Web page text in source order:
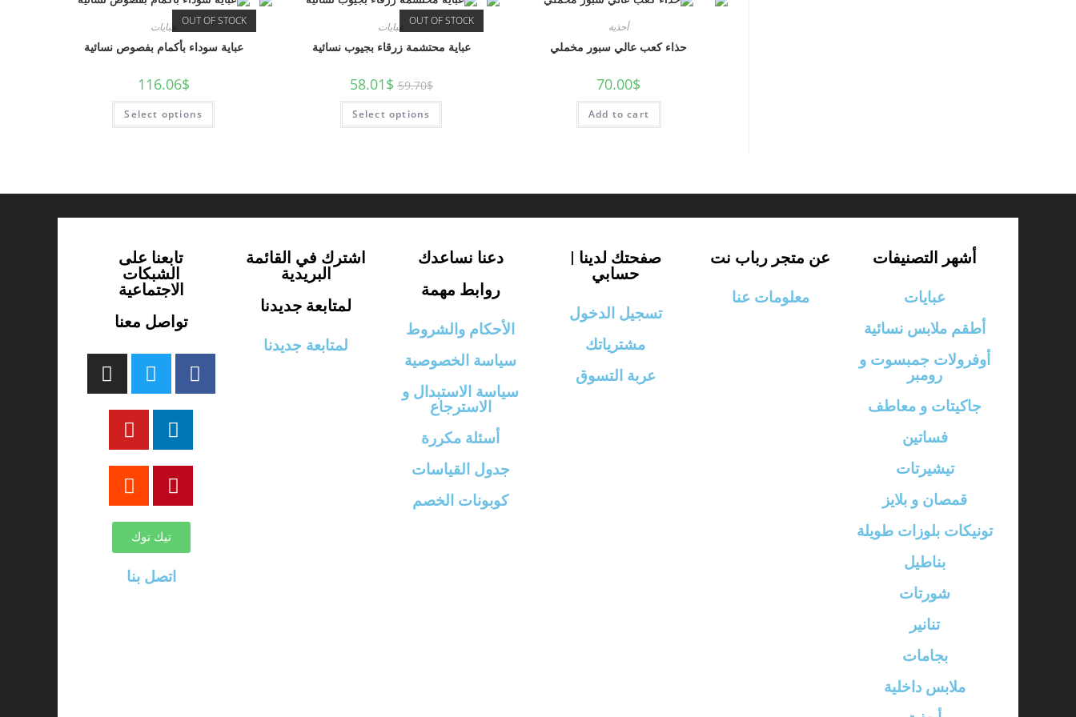
أحذية
حذاء كعب عالي سبور مخملي
70.00$
Add to cart
OUT OF STOCK عبايات
عباية محتشمة زرقاء بجيوب نسائية
59.70$
58.01$
Select options
OUT OF STOCK عبايات
عباية سوداء بأكمام بفصوص نسائية
116.06$
Select options
أشهر التصنيفات
عبايات
أطقم ملابس نسائية
أوفرولات جمبسوت و
رومبر
جاكيتات و معاطف
فساتين
تيشيرتات
قمصان و بلايز
تونيكات بلوزات طويلة
بناطيل
شورتات
تنانير
بجامات
ملابس داخلية
عن متجر رباب نت
معلومات عنا
صفحتك لدينا |
حسابي
تسجيل الدخول
مشترياتك
عربة التسوق
دعنا نساعدك
روابط مهمة
الأحكام والشروط
سياسة الخصوصية
سياسة الاستبدال و
الاسترجاع
أسئلة مكررة
جدول القياسات
كوبونات الخصم
اشترك في القائمة
البريدية
لمتابعة جديدنا
لمتابعة جديدنا
تابعنا على
الشبكات
الاجتماعية
تواصل معنا
تيك توك
اتصل بنا